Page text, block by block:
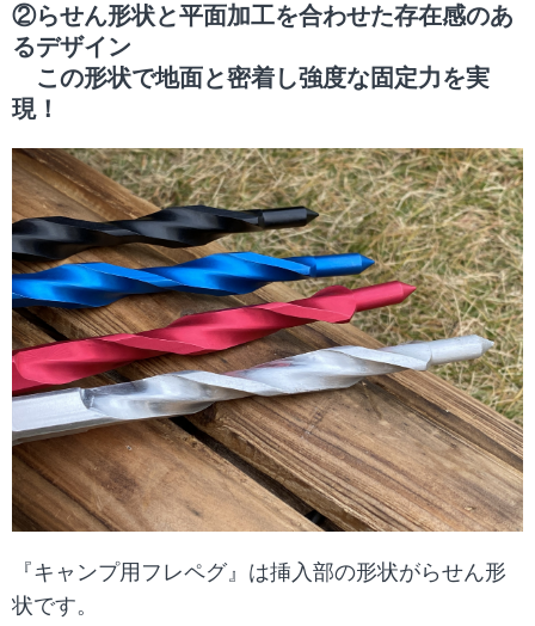
②らせん形状と平面加工を合わせた存在感のあ
るデザイン
この形状で地面と密着し強度な固定力を実
現！
『キャンプ用フレペグ』は挿入部の形状がらせん形
状です。